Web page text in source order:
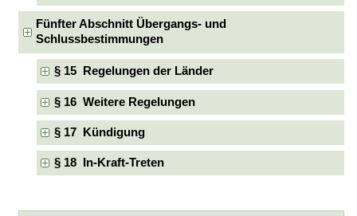
Fünfter Abschnitt Übergangs- und
Schlussbestimmungen
§ 15 Regelungen der Länder
§ 16 Weitere Regelungen
§ 17 Kündigung
§ 18 In-Kraft-Treten